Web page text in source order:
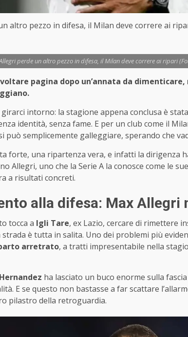
altro pezzo in difesa, il Milan deve correre ai
perde un altro pezzo in difesa, il Milan deve correre ai ripari
pagina dopo un’annata da
girarci intorno: la stagione appena conclusa è
identità, senza fame. E per un club come il
può semplicemente galleggiare, sperando che
forte, una ripartenza vera, e infatti la dirigenza
Allegri, uno che la Serie A la conosce come le
a risultati concreti.
alla difesa: Max Allegri
tocca a Igli Tare, ex Lazio, cercare di rimettere
strada è tutta in salita. Uno dei problemi più
arretrato, a tratti impresentabile nella
ha lasciato un buco enorme sulla
E se questo non bastasse a far scattare
pilastro della retroguardia.